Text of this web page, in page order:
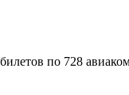
по 728